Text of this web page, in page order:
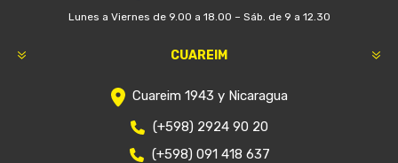
Lunes a Viernes de 9.00 a 18.00 – Sáb. de 9 a 12.30
CUAREIM
Cuareim 1943 y Nicaragua
(+598) 2924 90 20
(+598) 091 418 637